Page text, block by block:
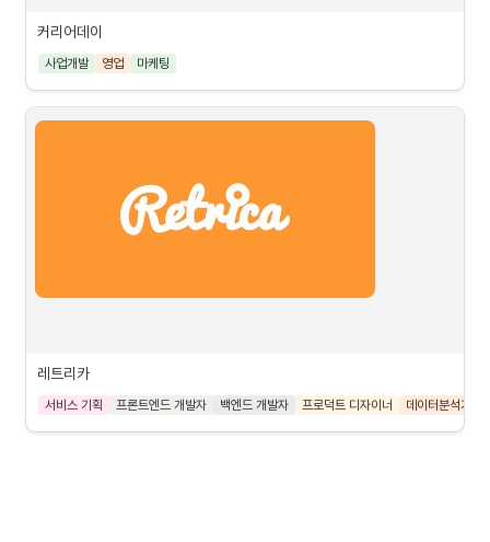
커리어데이
사업개발 영업 마케팅
레트리카
서비스 기획 프론트엔드 개발자 백엔드 개발자 프로덕트 디자이너 데이터분석가